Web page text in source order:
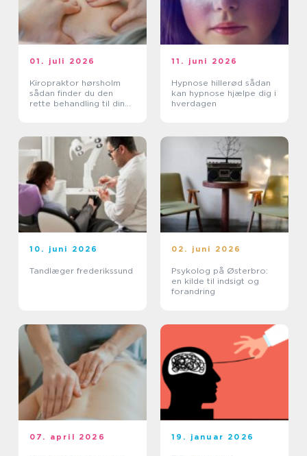
01. juli 2026
Kiropraktor hørsholm
sådan finder du den
rette behandling til dine
11. juni 2026
Hypnose hillerød sådan
kan hypnose hjælpe dig i
hverdagen
10. juni 2026
Tandlæger frederikssund
02. juni 2026
Psykolog på Østerbro:
en kilde til indsigt og
forandring
07. april 2026 19. januar 2026